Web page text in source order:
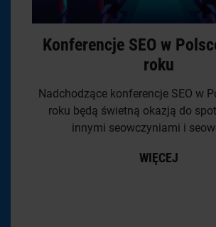
Konferencje SEO w
roku
Nadchodzące konferencje SEO w
roku będą świetną okazją do
innymi seowczyniami i
WIĘCEJ